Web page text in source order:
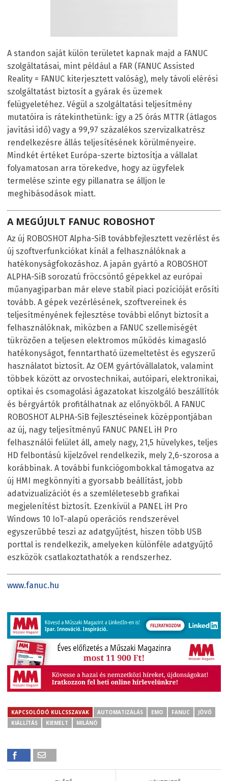
A standon saját külön területet kapnak majd a FANUC
szolgáltatásai, mint például a FAR (FANUC Assisted
Reality = FANUC kiterjesztett valóság), mely távoli elérési
szolgáltatást biztosít a gyárak és üzemek
felügyeletéhez. Végül a szolgáltatási teljesítmény
mutatóira is rátekinthetünk: így a 25 órás MTTR (átlagos
javítási idő) vagy a 99,97 százalékos szervizalkatrész
rendelkezésre állás teljesítésének körülményeire.
Mindkét értéket Európa-szerte biztosítja a vállalat
folyamatosan arra törekedve, hogy az ügyfelek
termelése szinte egy pillanatra se álljon le
meghibásodások miatt.
A MEGÚJULT FANUC ROBOSHOT
Az új ROBOSHOT Alpha-SiB továbbfejlesztett vezérlést és
új szoftverfunkciókat kínál a felhasználóknak a
hatékonyságfokozáshoz. A japán gyártó a ROBOSHOT
ALPHA-SiB sorozatú fröccsöntő gépekkel az európai
műanyagiparban már eleve stabil piaci pozícióját erősíti
tovább. A gépek vezérlésének, szoftvereinek és
teljesítményének fejlesztése további előnyt biztosít a
felhasználóknak, miközben a FANUC szellemiségét
tükrözően a teljesen elektromos működés kimagasló
hatékonyságot, fenntartható üzemeltetést és egyszerű
használatot biztosít. Az OEM gyártóvállalatok, valamint
többek között az orvostechnikai, autóipari, elektronikai,
optikai és csomagolási ágazatokat kiszolgáló beszállítók
és bérgyártók profitálhatnak az előnyökből. A FANUC
ROBOSHOT ALPHA-SiB fejlesztéseinek középpontjában
az új, nagy teljesítményű FANUC PANEL iH Pro
felhasználói felület áll, amely nagy, 21,5 hüvelykes, teljes
HD felbontású kijelzővel rendelkezik, mely 2,6-szorosa a
korábbinak. A további funkciógombokkal támogatva az
új HMI megkönnyíti a gyorsabb beállítást, jobb
adatvizualizációt és a szemléletesebb grafikai
megjelenítést biztosít. Ezenkívül a PANEL iH Pro
Windows 10 IoT-alapú operációs rendszerével
egyszerűbbé teszi az adatgyűjtést, hiszen több USB
porttal is rendelkezik, amelyeken különféle adatgyűjtő
eszközök csatlakoztathatók a rendszerhez.
www.fanuc.hu
KAPCSOLÓDÓ KULCSSZAVAK AUTOMATIZÁLÁS EMO FANUC
JÖVŐ
KIÁLLÍTÁS
KIEMELT MILÁNÓ